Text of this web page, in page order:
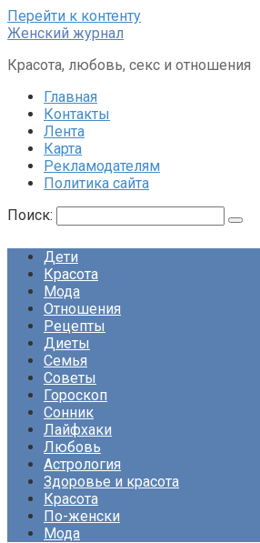
Перейти к контенту
Женский журнал
Красота, любовь, секс и отношения
Главная
Контакты
Лента
Карта
Рекламодателям
Политика сайта
Поиск:
Дети
Красота
Мода
Отношения
Рецепты
Диеты
Семья
Советы
Гороскоп
Сонник
Лайфхаки
Любовь
Астрология
Здоровье и красота
Красота
По-женски
Мода